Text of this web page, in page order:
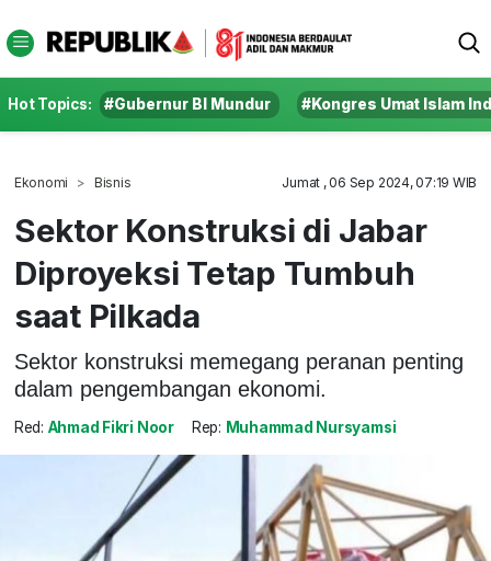
Hot Topics: #Gubernur BI Mundur #Kongres Umat Islam
Ekonomi Bisnis Jumat , 06 Sep 2024, 07:19 WIB
Sektor Konstruksi di Jabar
Diproyeksi Tetap Tumbuh
saat Pilkada
Sektor konstruksi memegang peranan penting
dalam pengembangan ekonomi.
Red: Ahmad Fikri Noor Rep: Muhammad Nursyamsi